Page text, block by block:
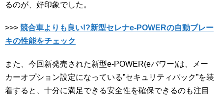
るのが、好印象でした。
>>> 競合車よりも良い!?新型セレナe-POWERの自動ブレー
キの性能をチェック
また、今回新発売された新型e-POWER(eパワー)は、メー
カーオプション設定になっている”セキュリティパック”を装
着すると、十分に満足できる安全性を確保できるのも注目